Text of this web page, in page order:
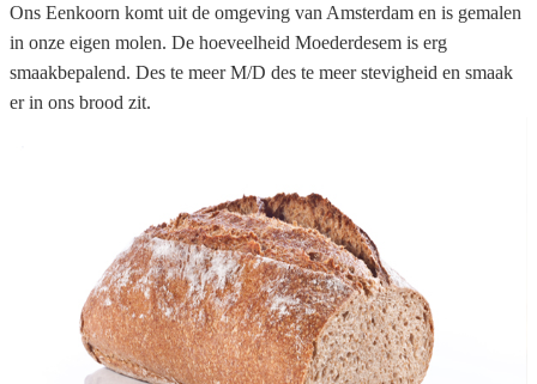
Ons Eenkoorn komt uit de omgeving van Amsterdam en is gemalen
in onze eigen molen. De hoeveelheid Moederdesem is erg
smaakbepalend. Des te meer M/D des te meer stevigheid en smaak
er in ons brood zit.